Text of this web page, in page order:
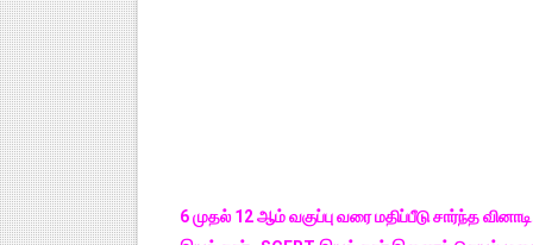
6 முதல் 12 ஆம் வகுப்பு வரை மதிப்பீடு சார்ந்த